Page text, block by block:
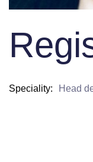
Speciality Head